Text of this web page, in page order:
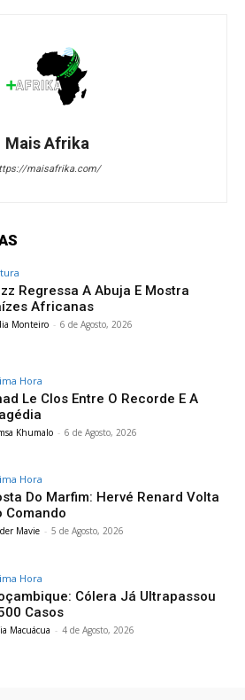
Mais Afrika
maisafrika.com/
Regressa A Abuja E Mostra
Africanas
Monteiro - 6 de Agosto, 2026
Hora
Le Clos Entre O Recorde E A
Khumalo - 6 de Agosto, 2026
Hora
Do Marfim: Hervé Renard Volta
Comando
Mavie - 5 de Agosto, 2026
Hora
Cólera Já Ultrapassou
Casos
Macuácua - 4 de Agosto, 2026